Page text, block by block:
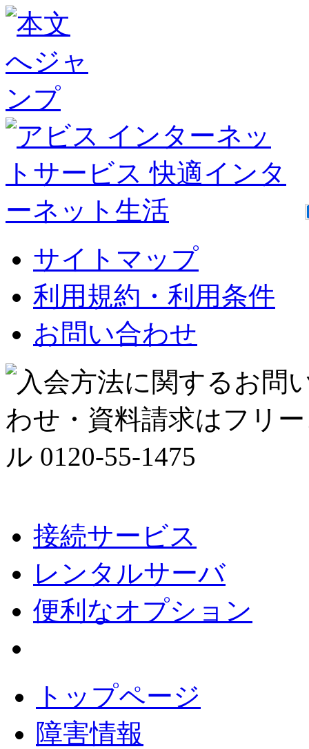
サイトマップ
利用規約・利用条件
お問い合わせ
接続サービス
レンタルサーバ
便利なオプション
トップページ
障害情報